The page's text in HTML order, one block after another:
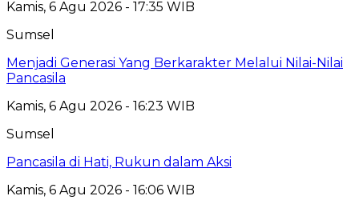
Kamis, 6 Agu 2026 - 17:35 WIB
Sumsel
Menjadi Generasi Yang Berkarakter Melalui Nilai-Nilai
Pancasila
Kamis, 6 Agu 2026 - 16:23 WIB
Sumsel
Pancasila di Hati, Rukun dalam Aksi
Kamis, 6 Agu 2026 - 16:06 WIB